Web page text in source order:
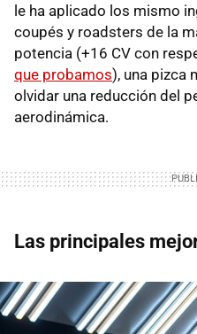
le ha aplicado los mismo
coupés y roadsters de la
potencia (+16 CV con
que probamos), una pizca
olvidar una reducción del
aerodinámica.
Las principales